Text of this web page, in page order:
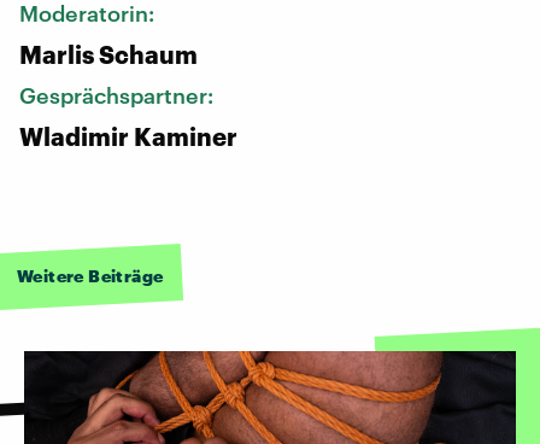
Moderatorin:
Marlis Schaum
Gesprächspartner:
Wladimir Kaminer
Weitere Beiträge